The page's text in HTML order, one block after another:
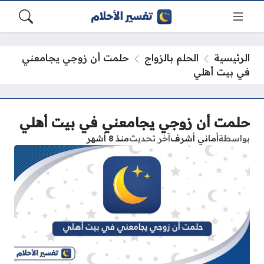
الرئيسية الحلم بالزواج
حلمت أن زوجي يجامعني
في بيت أهلي
حلمت أن زوجي يجامعني في بيت أهلي
بواسطةأماني أشرفآخر تحديثمنذ 8 أشهر